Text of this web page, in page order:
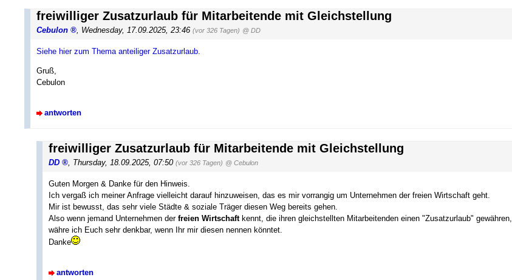
freiwilliger Zusatzurlaub für Mitarbeitende mit Gleichstellung
Cebulon Wednesday, 17.09.2025, 23:46 (vor 326 Tagen) @ DD
Siehe hier zum Thema anteiliger Zusatzurlaub
Gruß,
Cebulon
antworten
freiwilliger Zusatzurlaub für Mitarbeitende mit Gleichstellung
DD , Thursday, 18.09.2025, 07:50 (vor 326 Tagen) @ Cebulon
Guten Morgen & Danke für den Hinweis.
Ich vergaß ich meiner Anfrage vielleicht darauf hinzuweisen, das es mir vorrangig um Unternehmen der freien Wirtschaft geht.
Mir ist bewusst, das sehr viele Städte & soziale Träger diesen Weg bereits gehen.
Also wenn jemand Unternehmen der freien Wirtschaftkennt, die ihren gleichstellten Mitarbeitenden einen "Zusatzurlaub" gewähren,
währe ich Euch sehr denkbar, wenn Ihr mir diesen nennen könntet.
Danke
antworten